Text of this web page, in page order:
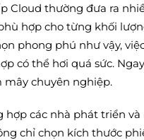
Cloud thường đưa ra
hợp cho từng khối
phong phú như vậy,
có thể hơi quá sức.
mây chuyên nghiệp.
hợp các nhà phát triển
chỉ chọn kích thước